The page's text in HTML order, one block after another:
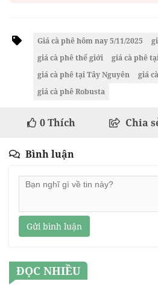
Giá cà phê hôm nay 5/11/2025
giá cà phê thế giới
giá cà phê
giá cà phê tại Tây Nguyên
giá
giá cà phê Robusta
0Thích Chia
Bình luận
Gửi bình luận
ĐỌC NHIỀU